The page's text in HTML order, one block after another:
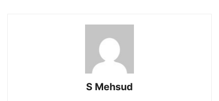
S Mehsud